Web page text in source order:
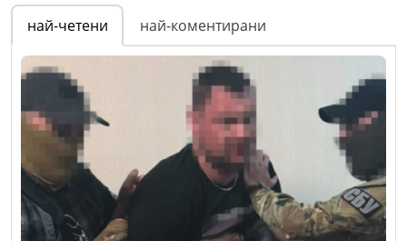
най-четени най-коментирани